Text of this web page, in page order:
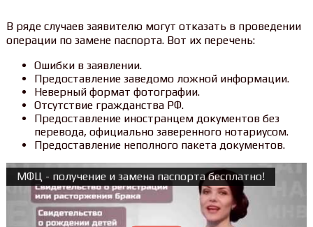
В ряде случаев заявителю могут отказать в проведении
операции по замене паспорта. Вот их перечень:
Ошибки в заявлении.
Предоставление заведомо ложной информации.
Неверный формат фотографии.
Отсутствие гражданства РФ.
Предоставление иностранцем документов без
перевода, официально заверенного нотариусом.
Предоставление неполного пакета документов.
МФЦ - получение и замена паспорта бесплатно!